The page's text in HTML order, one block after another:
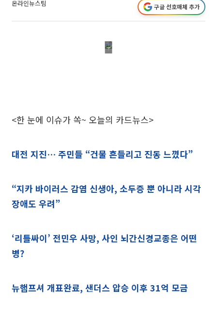
온라인뉴스팀 구글 선호매체 추가
<한 눈에 이슈가 쏙~ 오늘의 카드뉴스>
대전 지진… 주민들 “건물 흔들리고 진동 느꼈다”
“지카 바이러스 감염 신생아, 소두증 뿐 아니라 시각
장애도 우려”
‘리틀싸이’ 전민우 사망, 사인 뇌간신경교종은 어떤
병?
뉴햄프셔 개표완료, 샌더스 압승 이후 31억 모금